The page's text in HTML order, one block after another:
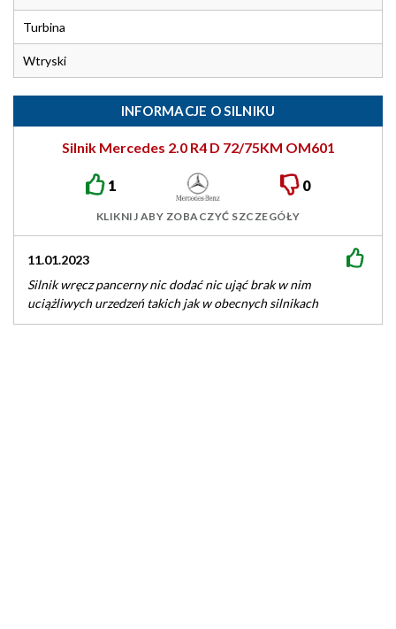
Turbina
Wtryski
INFORMACJE O SILNIKU
Silnik Mercedes 2.0 R4 D 72/75KM OM601
1 0
KLIKNIJ ABY ZOBACZYĆ SZCZEGÓŁY
11.01.2023
Silnik wręcz pancerny nic dodać nic ująć brak w nim
uciążliwych urzedzeń takich jak w obecnych silnikach
przejedzie bardzo dużo…